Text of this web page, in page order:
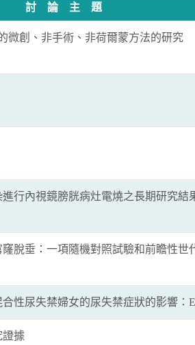
討 論 主 題
微創、非手術、非荷爾蒙方法的研究
行內視鏡膀胱病灶電燒之長期研究結
脫垂：一項隨機對照試驗和前瞻性世
性尿失禁婦女的尿失禁症狀的影響：
證據